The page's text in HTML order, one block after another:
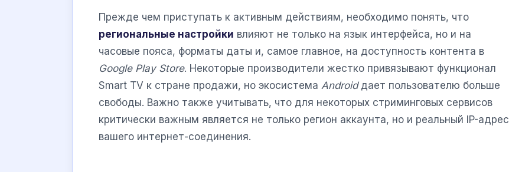
Прежде чем приступать к активным действиям, необходимо понять, что
региональные настройки влияют не только на язык интерфейса, но и на
часовые пояса, форматы даты и, самое главное, на доступность контента в
Google Play Store. Некоторые производители жестко привязывают функционал
Smart TV к стране продажи, но экосистема Androidдает пользователю больше
свободы. Важно также учитывать, что для некоторых стриминговых сервисов
критически важным является не только регион аккаунта, но и реальный IP-адрес
вашего интернет-соединения.